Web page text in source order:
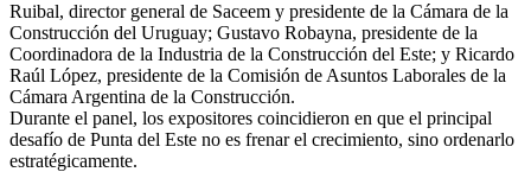
Ruibal, director general de Saceem y presidente de la Cámara de la
Construcción del Uruguay; Gustavo Robayna, presidente de la
Coordinadora de la Industria de la Construcción del Este; y Ricardo
Raúl López, presidente de la Comisión de Asuntos Laborales de la
Cámara Argentina de la Construcción.
Durante el panel, los expositores coincidieron en que el principal
desafío de Punta del Este no es frenar el crecimiento, sino ordenarlo
estratégicamente.